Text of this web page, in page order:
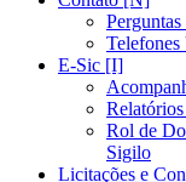
Perguntas
Telefones
E-Sic [I]
Rol de
Sigilo
Licitações e